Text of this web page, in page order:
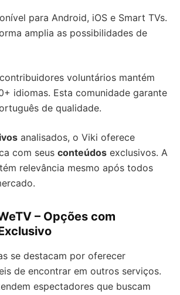
para Android, iOS e Smart TVs.
amplia as possibilidades de
voluntários mantém
idiomas. Esta comunidade garante
de qualidade.
analisados, o Viki oferece
com seus conteúdos exclusivos. A
relevância mesmo após todos
– Opções com
se destacam por oferecer
de encontrar em outros serviços.
espectadores que buscam